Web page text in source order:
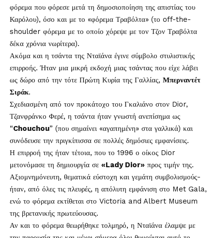
φόρεμα που φόρεσε μετά τη δημοσιοποίηση της απιστίας του
Καρόλου), όσο και με το «φόρεμα Τραβόλτα» (το off-the-
shoulder φόρεμα με το οποίο χόρεψε με τον Τζον Τραβόλτα
δέκα χρόνια νωρίτερα).
Ακόμα και η τσάντα της Νταϊάνα έγινε σύμβολο στυλιστικής
επιρροής. Ήταν μια μικρή εκδοχή μιας τσάντας που είχε λάβει
ως δώρο από την τότε Πρώτη Κυρία της Γαλλίας, Μπερναντέτ
Σιράκ.
Σχεδιασμένη από τον προκάτοχο του Γκαλιάνο στον Dior,
Τζανφράνκο Φερέ, η τσάντα ήταν γνωστή ανεπίσημα ως
“Chouchou” (που σημαίνει «αγαπημένη» στα γαλλικά) και
συνόδευσε την πριγκίπισσα σε πολλές δημόσιες εμφανίσεις.
Η επιρροή της ήταν τέτοια, που το 1996 ο οίκος Dior
μετονόμασε τη δημιουργία σε «Lady Dior» προς τιμήν της.
Αξιομνημόνευτη, θεματικά εύστοχη και γεμάτη συμβολισμούς-
ήταν, από όλες τις πλευρές, η απόλυτη εμφάνιση στο Met Gala,
ενώ το φόρεμα εκτίθεται στο Victoria and Albert Museum
της βρετανικής πρωτεύουσας.
Αν και το φόρεμα θεωρήθηκε τολμηρό, η Νταϊάνα έλαμψε με